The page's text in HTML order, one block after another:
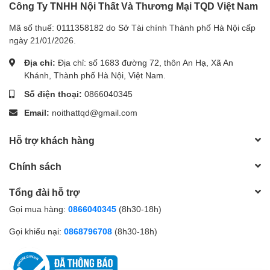
Công Ty TNHH Nội Thất Và Thương Mại TQD Việt Nam
Mã số thuế: 0111358182 do Sở Tài chính Thành phố Hà Nội cấp
ngày 21/01/2026.
Địa chỉ: Địa chỉ: số 1683 đường 72, thôn An Hạ, Xã An
Khánh, Thành phố Hà Nội, Việt Nam.
Số điện thoại: 0866040345
Email: noithattqd@gmail.com
Hỗ trợ khách hàng
Chính sách
Tổng đài hỗ trợ
Gọi mua hàng: 0866040345 (8h30-18h)
Gọi khiếu nại: 0868796708 (8h30-18h)